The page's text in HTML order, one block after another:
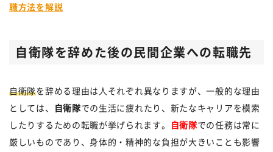
職方法を解説
自衛隊を辞めた後の民間企業への転職先
自衛隊を辞める理由は人それぞれ異なりますが、一般的な理由
としては、
自衛隊での生活に疲れたり、新たなキャリアを模索
したりするための転職が挙げられます。
自衛隊での任務は常に
厳しいものであり、身体的・精神的な負担が大きいことも影響